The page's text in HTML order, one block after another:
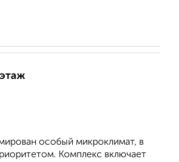
особый микроклимат, в
Комплекс включает